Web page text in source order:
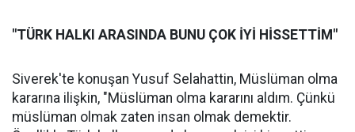
"TÜRK HALKI ARASINDA BUNU ÇOK İYİ HİSSETTİM"
Siverek'te konuşan Yusuf Selahattin, Müslüman olma
kararına ilişkin, "Müslüman olma kararını aldım. Çünkü
müslüman olmak zaten insan olmak demektir.